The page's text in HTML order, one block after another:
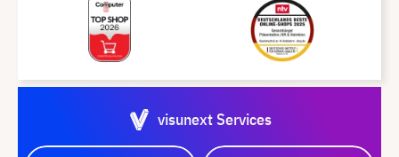
visunext Services